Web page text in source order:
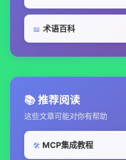
📖 术语百科
📚 推荐阅读
这些文章可能对你有帮助
🛠️ MCP集成教程